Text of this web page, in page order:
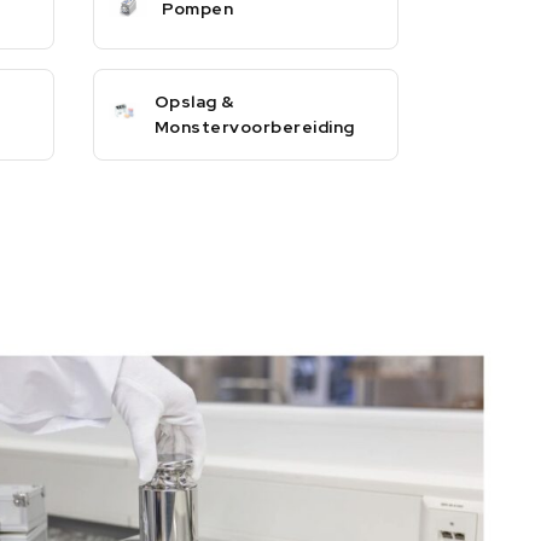
Pompen
Opslag &
Monstervoorbereiding